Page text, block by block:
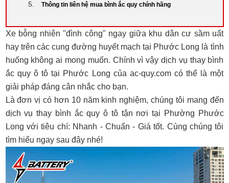
Thông tin liên hệ mua bình ắc quy chính hãng
Xe bỗng nhiên "đình công" ngay giữa khu dân cư sầm uất
hay trên các cung đường huyết mạch tại Phước Long là tình
huống không ai mong muốn. Chính vì vậy dịch vụ thay bình
ắc quy ô tô tại Phước Long của ac-quy.com có thể là một
giải pháp đáng cân nhắc cho bạn.
Là đơn vị có hơn 10 năm kinh nghiệm, chúng tôi mang đến
dịch vụ thay bình ắc quy ô tô tận nơi tại Phường Phước
Long với tiêu chí: Nhanh - Chuẩn - Giá tốt. Cùng chúng tôi
tìm hiểu ngay sau đây nhé!